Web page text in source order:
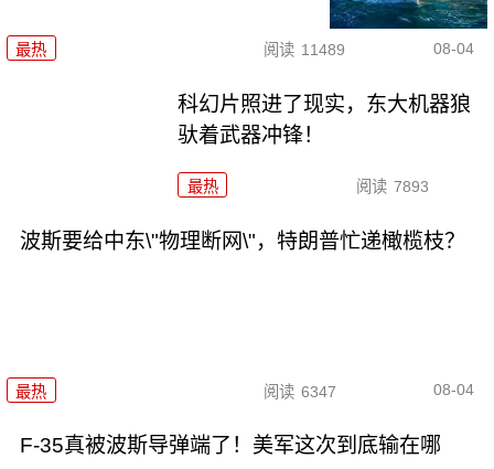
最热 阅读 11489 08-04
科幻片照进了现实，东大机器狼
驮着武器冲锋！
最热 阅读 7893
波斯要给中东\"物理断网\"，特朗普忙递橄榄枝？
最热 阅读 6347 08-04
F-35真被波斯导弹端了！美军这次到底输在哪